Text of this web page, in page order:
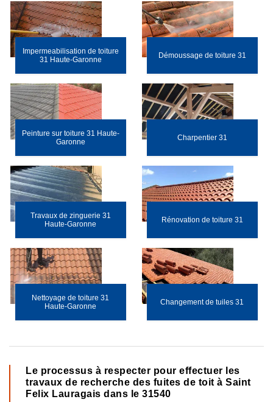
Impermeabilisation de toiture
31 Haute-Garonne
Démoussage de toiture 31
Peinture sur toiture 31 Haute-
Garonne
Charpentier 31
Travaux de zinguerie 31
Haute-Garonne
Rénovation de toiture 31
Nettoyage de toiture 31
Haute-Garonne
Changement de tuiles 31
Le processus à respecter pour effectuer les
travaux de recherche des fuites de toit à Saint
Felix Lauragais dans le 31540